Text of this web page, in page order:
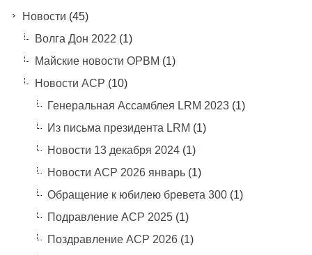
Новости (45)
Волга Дон 2022 (1)
Майские новости ОРВМ (1)
Новости АСР (10)
Генеральная Ассамблея LRM 2023(1)
Из письма президента LRM (1)
Новости 13 декабря 2024(1)
Новости АСР 2026 январь(1)
Обращение к юбилею бревета 300(1)
Подравление АСР 2025(1)
Поздравление АСР 2026(1)